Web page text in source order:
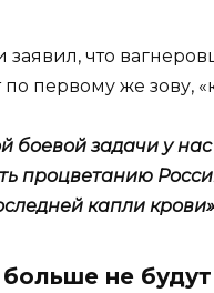
что
первому же зову,
боевой задачи у
процветанию
капли
не